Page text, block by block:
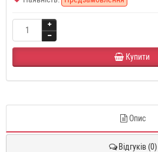
Купити
Опис
Відгуків (0)